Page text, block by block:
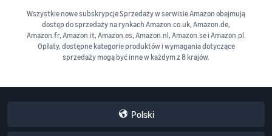
dostęp do sprzedaży na rynkach Amazon.co.uk, Amazon.de,
Amazon.fr, Amazon.it, Amazon.es, Amazon.nl, Amazon.se i Amazon.pl.
Opłaty, dostępne kategorie produktów i wymagania dotyczące
sprzedaży mogą być inne w każdym z 8 krajów.
Polski
Poland